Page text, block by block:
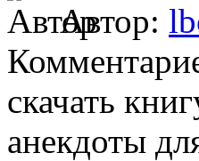
Автор:
скачать
анекдоты